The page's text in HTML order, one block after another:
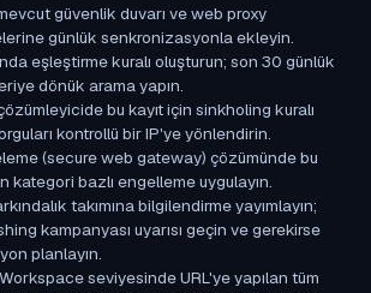
güvenlik duvarı ve web proxy
günlük senkronizasyonla ekleyin.
eşleştirme kuralı oluşturun; son 30 günlük
dönük arama yapın.
bu kayıt için sinkholing kuralı
kontrollü bir IP'ye yönlendirin.
(secure web gateway) çözümünde bu
kategori bazlı engelleme uygulayın.
takımına bilgilendirme yayımlayın;
kampanyası uyarısı geçin ve gerekirse
planlayın.
seviyesinde URL'ye yapılan tüm